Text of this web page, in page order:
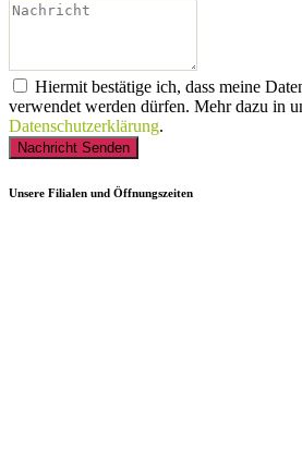
Hiermit bestätige ich, dass meine
verwendet werden dürfen. Mehr dazu in
Datenschutzerklärung.
Nachricht Senden
Unsere Filialen und Öffnungszeiten